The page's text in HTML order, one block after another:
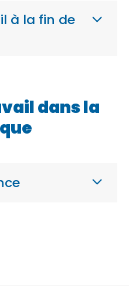
à la fin de
dans la